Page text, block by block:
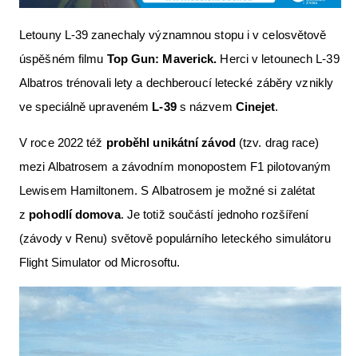
Letouny L-39 zanechaly významnou stopu i v celosvětově
úspěšném filmu Top Gun: Maverick. Herci v letounech L-39
Albatros trénovali lety a dechberoucí letecké záběry vznikly
ve speciálně upraveném L-39s názvem Cinejet.
V roce 2022 též proběhl unikátní závod(tzv. drag race)
mezi Albatrosem a závodním monopostem F1 pilotovaným
Lewisem Hamiltonem. S Albatrosem je možné si zalétat
z pohodlí domova. Je totiž součástí jednoho rozšíření
(závody v Renu) světově populárního leteckého simulátoru
Flight Simulator od Microsoftu.